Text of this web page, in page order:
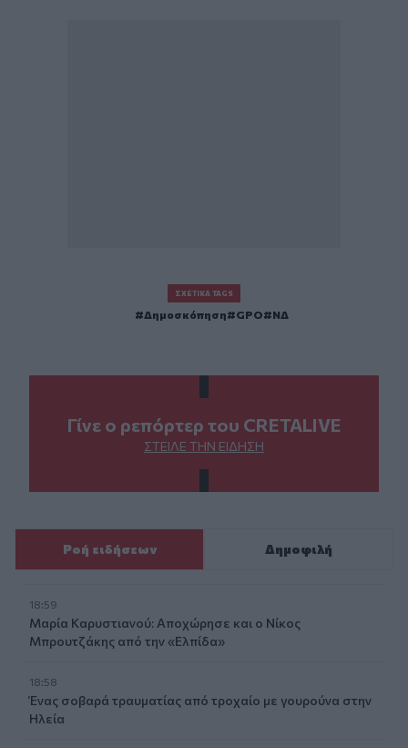
ΣΧΕΤΙΚΆ TAGS
Δημοσκόπηση GPO ΝΔ
Γίνε ο ρεπόρτερ του CRETALIVE
ΣΤΕΊΛΕ ΤΗΝ ΕΊΔΗΣΗ
Ροή ειδήσεων Δημοφιλή
18:59
Μαρία Καρυστιανού: Αποχώρησε και ο Νίκος
Μπρουτζάκης από την «Ελπίδα»
18:58
Ένας σοβαρά τραυματίας από τροχαίο με γουρούνα στην
Ηλεία